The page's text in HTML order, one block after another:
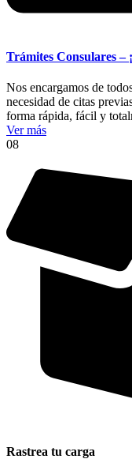
Trámites Consulares –
Nos encargamos de
necesidad de citas
forma rápida, fácil y
Ver más
08
Rastrea tu carga